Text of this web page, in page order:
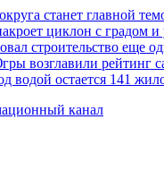
станет главной
циклон с градом
строительство еще
возглавили рейтинг
водой остается 141
канал